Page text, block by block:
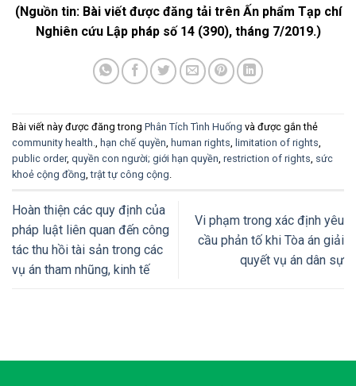
(Nguồn tin: Bài viết được đăng tải trên Ấn phẩm Tạp chí
Nghiên cứu Lập pháp số 14 (390), tháng 7/2019.)
Bài viết này được đăng trong Phân Tích Tình Huống và được gắn thẻ
community health., hạn chế quyền, human rights, limitation of rights,
public order, quyền con người; giới hạn quyền, restriction of rights, sức
khoẻ cộng đồng,trật tự công cộng.
Hoàn thiện các quy định của
pháp luật liên quan đến công
tác thu hồi tài sản trong các
vụ án tham nhũng, kinh tế
Vi phạm trong xác định yêu
cầu phản tố khi Tòa án giải
quyết vụ án dân sự